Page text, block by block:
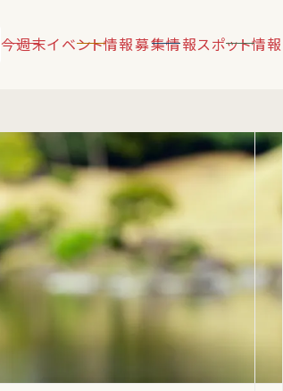
今週末イベント情報募集情報スポット情報